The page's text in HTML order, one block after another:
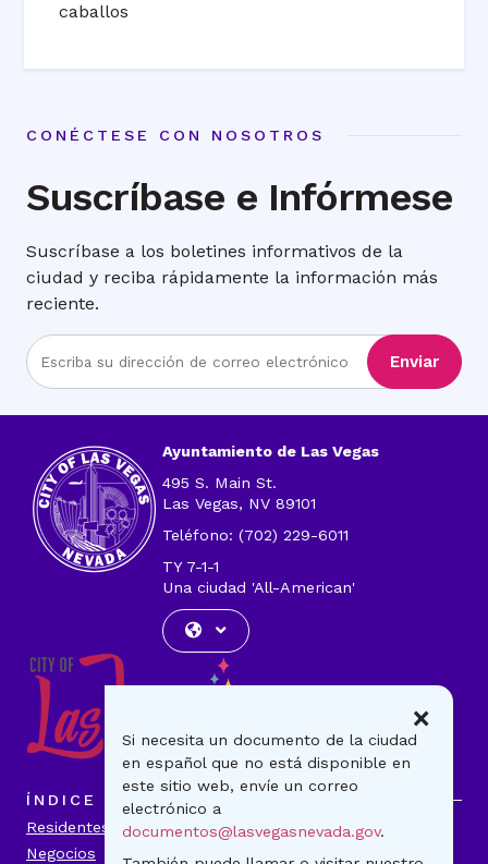
caballos
CONÉCTESE CON NOSOTROS
Suscríbase e Infórmese
Suscríbase a los boletines informativos de la
ciudad y reciba rápidamente la información más
reciente.
Ingrese
la
correo
electrónico
Enviar
Ayuntamiento de Las Vegas
495 S. Main St.
Las Vegas, NV 89101
Teléfono: (702) 229-6011
TY 7-1-1
Una ciudad 'All-American'
ÍNDICE
Residentes
Visitantes
Negocios
Si necesita un documento de la ciudad
en español que no está disponible en
este sitio web, envíe un correo
electrónico a
documentos@lasvegasnevada.gov.
×